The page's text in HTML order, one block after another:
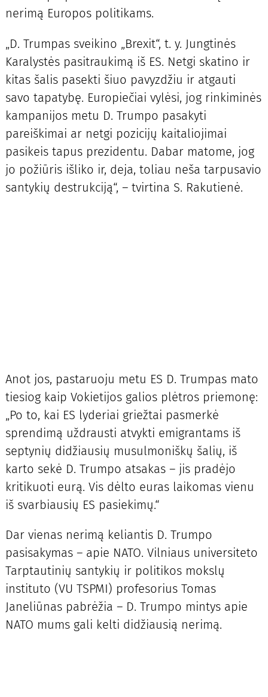
nerimą Europos politikams.
„D. Trumpas sveikino „Brexit“, t. y. Jungtinės
Karalystės pasitraukimą iš ES. Netgi skatino ir
kitas šalis pasekti šiuo pavyzdžiu ir atgauti
savo tapatybę. Europiečiai vylėsi, jog rinkiminės
kampanijos metu D. Trumpo pasakyti
pareiškimai ar netgi pozicijų kaitaliojimai
pasikeis tapus prezidentu. Dabar matome, jog
jo požiūris išliko ir, deja, toliau neša tarpusavio
santykių destrukciją“, – tvirtina S. Rakutienė.
Anot jos, pastaruoju metu ES D. Trumpas mato
tiesiog kaip Vokietijos galios plėtros priemonę:
„Po to, kai ES lyderiai griežtai pasmerkė
sprendimą uždrausti atvykti emigrantams iš
septynių didžiausių musulmoniškų šalių, iš
karto sekė D. Trumpo atsakas – jis pradėjo
kritikuoti eurą. Vis dėlto euras laikomas vienu
iš svarbiausių ES pasiekimų.“
Dar vienas nerimą keliantis D. Trumpo
pasisakymas – apie NATO. Vilniaus universiteto
Tarptautinių santykių ir politikos mokslų
instituto (VU TSPMI) profesorius Tomas
Janeliūnas pabrėžia – D. Trumpo mintys apie
NATO mums gali kelti didžiausią nerimą.